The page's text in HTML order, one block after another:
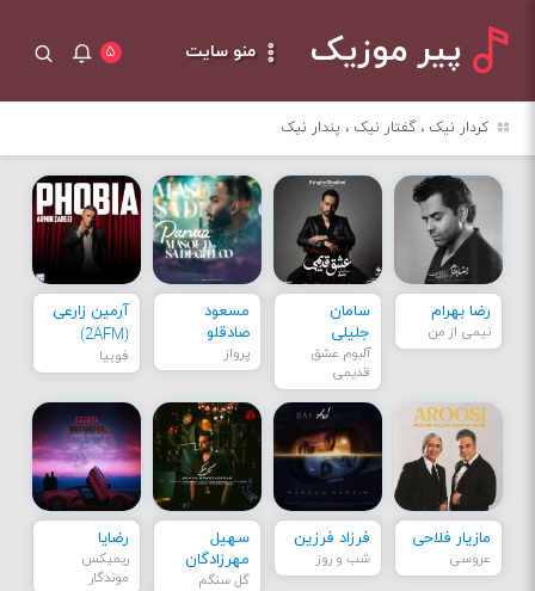
پیر موزیک منو سایت ۵
کردار نیک ، گفتار نیک ، پندار نیک
رضا بهرام
نیمی از من
سامان
جلیلی
آلبوم عشق
قدیمی
مسعود
صادقلو
پرواز
آرمین زارعی
(2AFM)
فوبیا
مازیار فلاحی
عروسی
فرزاد فرزین
شب و روز
سهیل
مهرزادگان
گل سنگم
رضایا
ریمیکس
موندگار